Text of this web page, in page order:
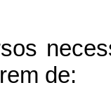
de: